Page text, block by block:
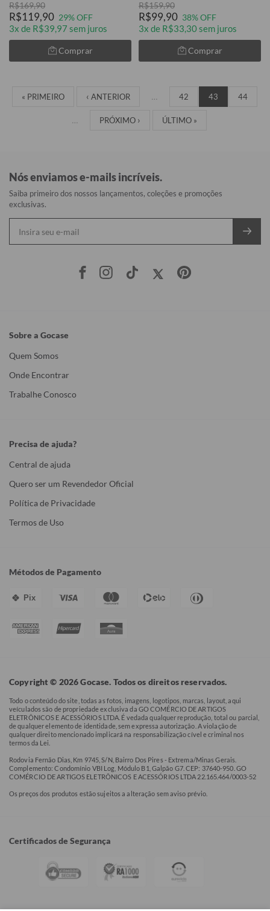
R$169,90
R$119,90 29% OFF
3x de R$39,97 sem juros
Comprar
R$159,90
R$99,90 38% OFF
3x de R$33,30 sem juros
Comprar
« PRIMEIRO ‹ ANTERIOR … 42 43 44
… PRÓXIMO › ÚLTIMO »
Nós enviamos e-mails incríveis.
Saiba primeiro dos nossos lançamentos, coleções e promoções
exclusivas.
Sobre a Gocase
Quem Somos
Onde Encontrar
Trabalhe Conosco
Precisa de ajuda?
Central de ajuda
Quero ser um Revendedor Oficial
Política de Privacidade
Termos de Uso
Métodos de Pagamento
Pix
Copyright © 2026 Gocase. Todos os direitos reservados.
Todo o conteúdo do site, todas as fotos, imagens, logotipos, marcas, layout, aqui
veículados são de propriedade exclusiva da GO COMÉRCIO DE ARTIGOS
ELETRÔNICOS E ACESSÓRIOS LTDA. É vedada qualquer reprodução, total ou parcial,
de qualquer elemento de identidade, sem expressa autorização. A violação de
qualquer direito mencionado implicará na responsabilização cível e criminal nos
termos da Lei.
Rodovia Fernão Dias, Km 9745, S/N, Bairro Dos Pires - Extrema/Minas Gerais.
Complemento: Condomínio VBI Log, Módulo B1, Galpão G7. CEP: 37640-950. GO
COMÉRCIO DE ARTIGOS ELETRÔNICOS E ACESSÓRIOS LTDA 22.165.464/0003-52
Os preços dos produtos estão sujeitos a alteração sem aviso prévio.
Certificados de Segurança